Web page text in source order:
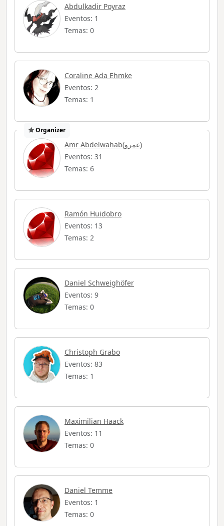
Abdulkadir Poyraz
Eventos: 1
Temas: 0
Coraline Ada Ehmke
Eventos: 2
Temas: 1
Organizer
Amr Abdelwahab(عمرو)
Eventos: 31
Temas: 6
Ramón Huidobro
Eventos: 13
Temas: 2
Daniel Schweighöfer
Eventos: 9
Temas: 0
Christoph Grabo
Eventos: 83
Temas: 1
Maximilian Haack
Eventos: 11
Temas: 0
Daniel Temme
Eventos: 1
Temas: 0